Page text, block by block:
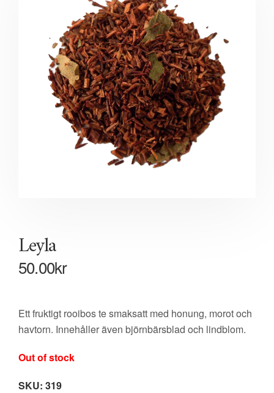
Leyla
50.00kr
Ett fruktigt rooibos te smaksatt med honung, morot och
havtorn. Innehåller även björnbärsblad och lindblom.
Out of stock
SKU: 319